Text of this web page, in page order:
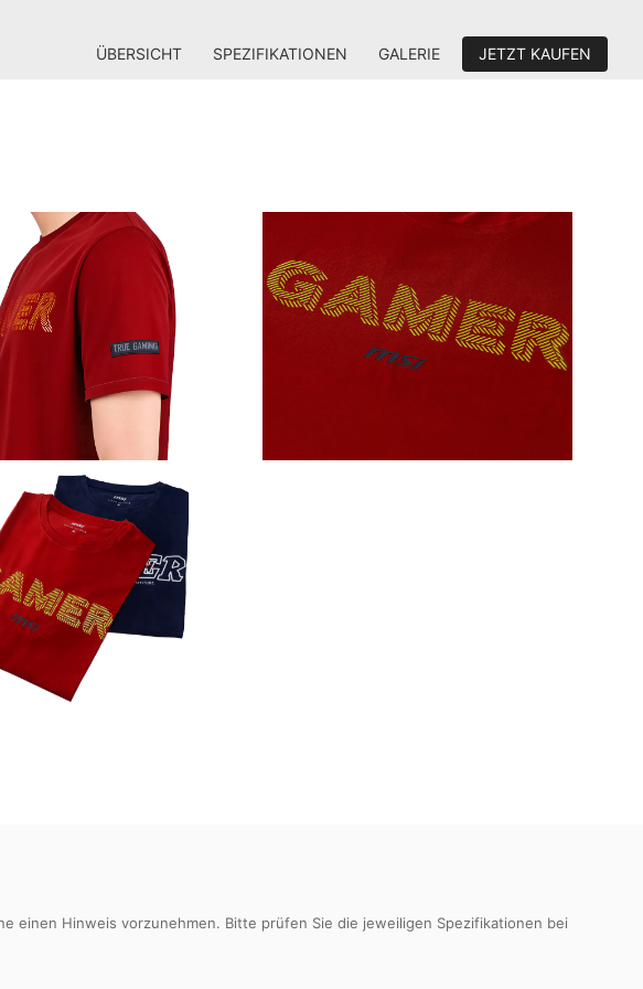
ÜBERSICHT SPEZIFIKATIONEN GALERIE JETZT KAUFEN
einen Hinweis vorzunehmen. Bitte prüfen Sie die jeweiligen Spezifikationen bei